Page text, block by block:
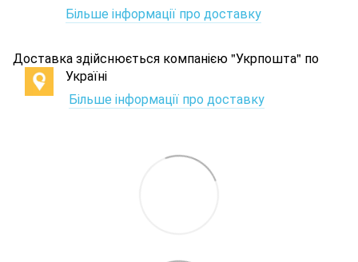
Більше інформації про доставку
Доставка здійснюється компанією "Укрпошта" по
Україні
Більше інформації про доставку